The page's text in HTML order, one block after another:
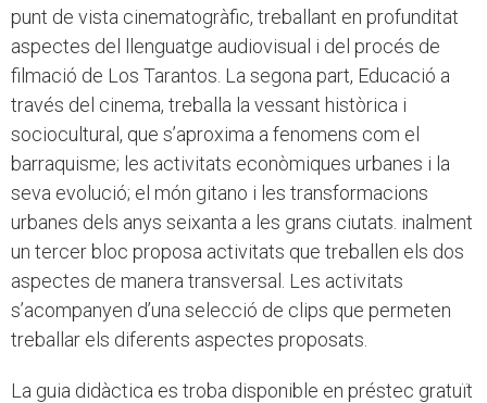
punt de vista cinematogràfic, treballant en profunditat
aspectes del llenguatge audiovisual i del procés de
filmació de Los Tarantos. La segona part, Educació a
través del cinema, treballa la vessant històrica i
sociocultural, que s’aproxima a fenomens com el
barraquisme; les activitats econòmiques urbanes i la
seva evolució; el món gitano i les transformacions
urbanes dels anys seixanta a les grans ciutats. inalment
un tercer bloc proposa activitats que treballen els dos
aspectes de manera transversal. Les activitats
s’acompanyen d’una selecció de clips que permeten
treballar els diferents aspectes proposats.
La guia didàctica es troba disponible en préstec gratuït